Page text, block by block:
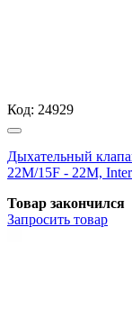
Код: 24929
Дыхательный
22М/15F - 22М,
Товар закончился
Запросить товар